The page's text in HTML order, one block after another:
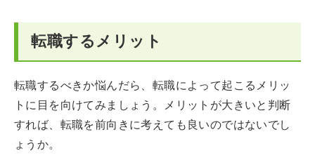
転職するメリット
転職するべきか悩んだら、転職によって起こるメリッ
トに目を向けてみましょう。メリットが大きいと判断
すれば、転職を前向きに考えても良いのではないでし
ょうか。